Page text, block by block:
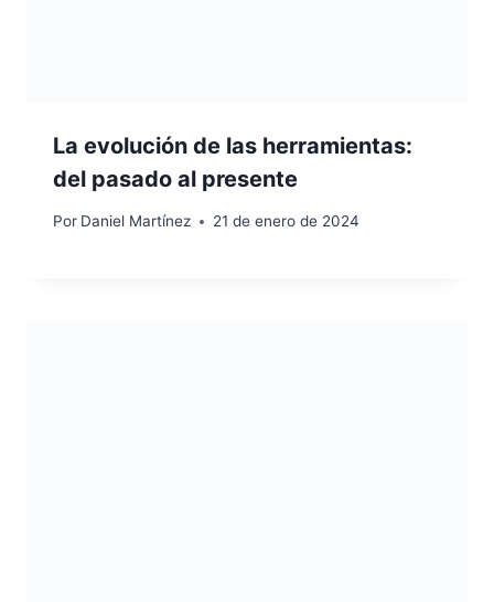
La evolución de las herramientas:
del pasado al presente
Por Daniel Martínez 21 de enero de 2024